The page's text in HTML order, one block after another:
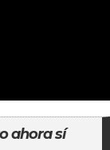
ahora sí